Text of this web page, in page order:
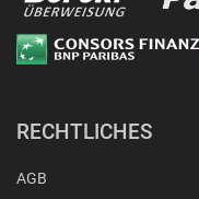
RECHTLICHES
AGB